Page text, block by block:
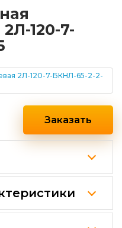
120-7-
Заказать